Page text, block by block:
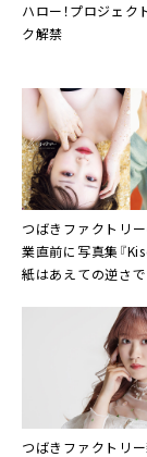
ハロー！プロジェク
ク解禁
つばきファクトリ
業直前に写真集『
紙はあえての逆さで
つばきファクトリ